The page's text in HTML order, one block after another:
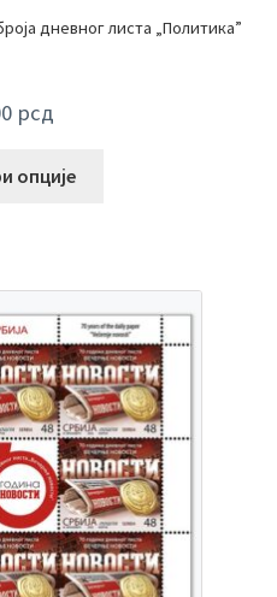
дневног листа „Политика”
рсд
опције